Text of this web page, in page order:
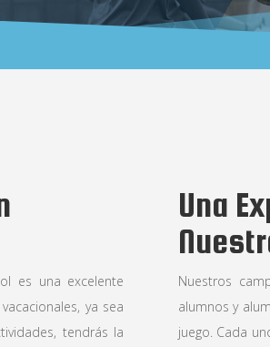
es una excelente
ya sea
tendrás la
Una
Nuestros
alumnos y
juego. Cada